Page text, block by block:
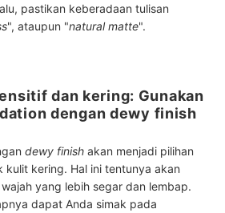
pastikan keberadaan tulisan
", ataupun "natural matte".
dan kering: Gunakan
dengan dewy finish
dewy finish akan menjadi pilihan
kering. Hal ini tentunya akan
yang lebih segar dan lembap.
dapat Anda simak pada